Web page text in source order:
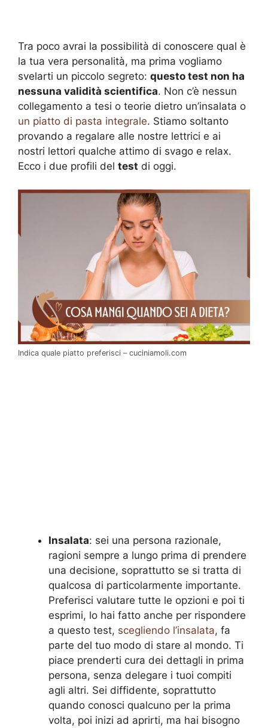
Tra poco avrai la possibilità di conoscere qual è
la tua vera personalità, ma prima vogliamo
svelarti un piccolo segreto: questo test non ha
nessuna validità scientifica. Non c’è nessun
collegamento a tesi o teorie dietro un’insalata o
un piatto di pasta integrale. Stiamo soltanto
provando a regalare alle nostre lettrici e ai
nostri lettori qualche attimo di svago e relax.
Ecco i due profili del test di oggi.
Indica quale piatto preferisci – cuciniamoli.com
Insalata: sei una persona razionale,
ragioni sempre a lungo prima di prendere
una decisione, soprattutto se si tratta di
qualcosa di particolarmente importante.
Preferisci valutare tutte le opzioni e poi ti
esprimi, lo hai fatto anche per rispondere
a questo test, scegliendo l’insalata, fa
parte del tuo modo di stare al mondo. Ti
piace prenderti cura dei dettagli in prima
persona, senza delegare i tuoi compiti
agli altri. Sei diffidente, soprattutto
quando conosci qualcuno per la prima
volta, poi inizi ad aprirti, ma hai bisogno